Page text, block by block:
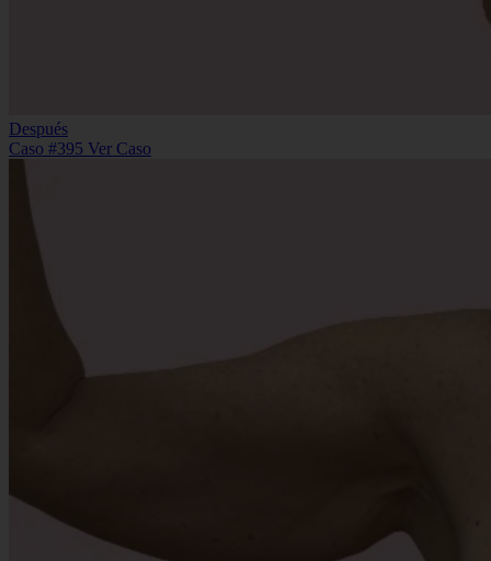
Después
Caso #395 Ver Caso